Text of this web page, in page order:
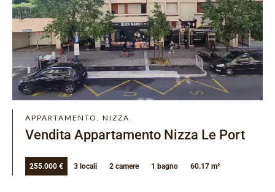
APPARTAMENTO, NIZZA
Vendita Appartamento Nizza Le Port
255.000 € 3 locali 2 camere 1 bagno 60.17 m²